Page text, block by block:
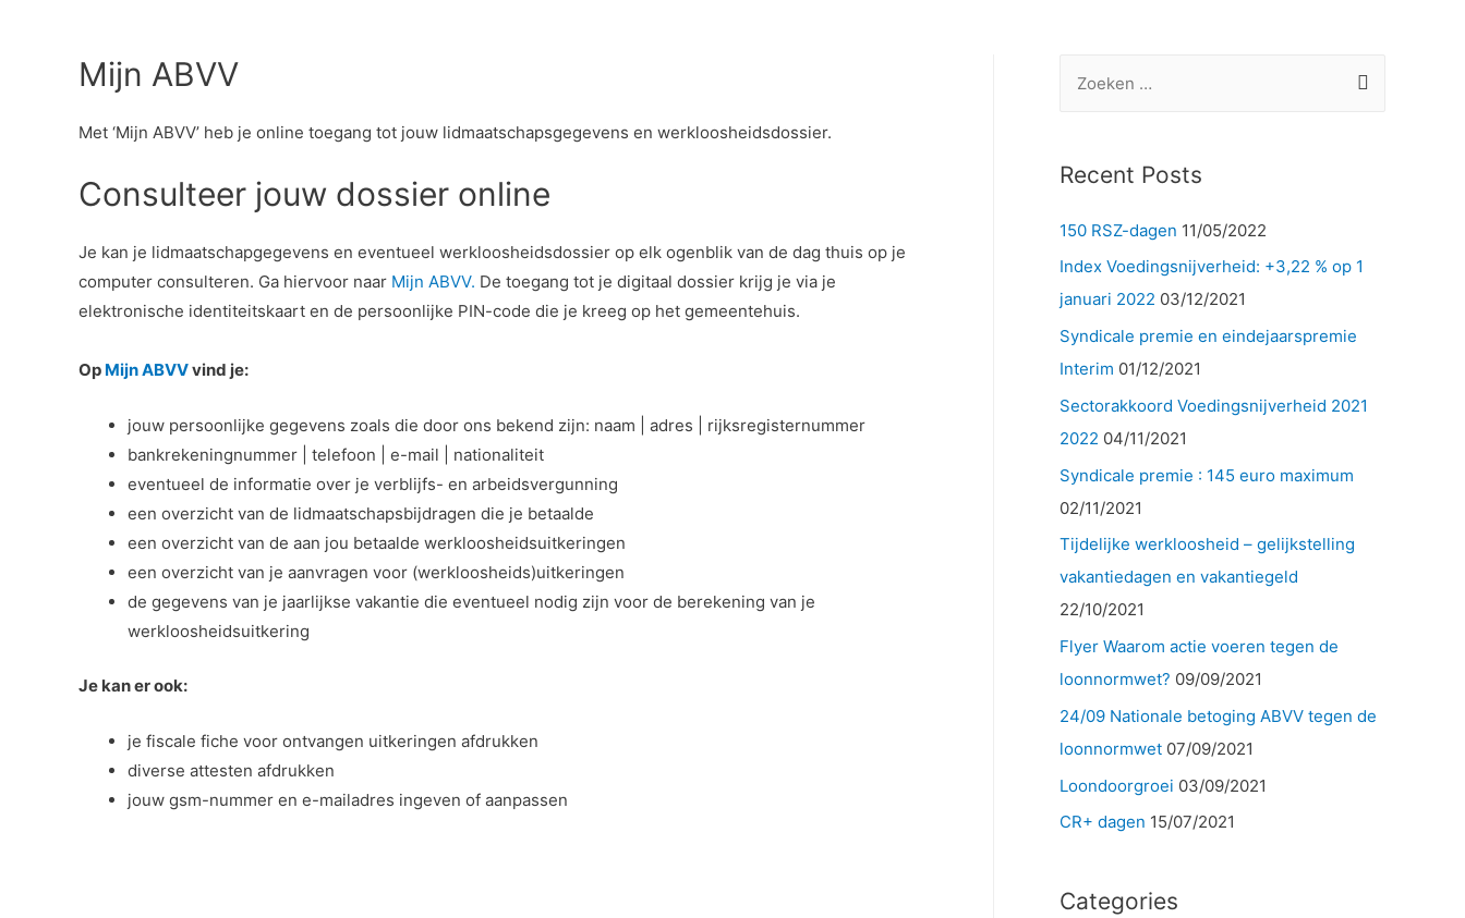
Mijn ABVV
Met ‘Mijn ABVV’ heb je online toegang tot jouw lidmaatschapsgegevens en werkloosheidsdossier.
Consulteer jouw dossier online
Je kan je lidmaatschapgegevens en eventueel werkloosheidsdossier op elk ogenblik van de dag thuis op je
computer consulteren. Ga hiervoor naar Mijn ABVV. De toegang tot je digitaal dossier krijg je via je
elektronische identiteitskaart en de persoonlijke PIN-code die je kreeg op het gemeentehuis.
Op Mijn ABVVvind je:
jouw persoonlijke gegevens zoals die door ons bekend zijn: naam | adres | rijksregisternummer
bankrekeningnummer | telefoon | e-mail | nationaliteit
eventueel de informatie over je verblijfs- en arbeidsvergunning
een overzicht van de lidmaatschapsbijdragen die je betaalde
een overzicht van de aan jou betaalde werkloosheidsuitkeringen
een overzicht van je aanvragen voor (werkloosheids)uitkeringen
de gegevens van je jaarlijkse vakantie die eventueel nodig zijn voor de berekening van je
werkloosheidsuitkering
Je kan er ook:
je fiscale fiche voor ontvangen uitkeringen afdrukken
diverse attesten afdrukken
jouw gsm-nummer en e-mailadres ingeven of aanpassen
k
n
n
a
a
r
:
Recent Posts
150 RSZ-dagen 11/05/2022
Index Voedingsnijverheid: +3,22 % op 1
januari 2022 03/12/2021
Syndicale premie en eindejaarspremie
Interim 01/12/2021
Sectorakkoord Voedingsnijverheid 2021
2022 04/11/2021
Syndicale premie : 145 euro maximum
02/11/2021
Tijdelijke werkloosheid – gelijkstelling
vakantiedagen en vakantiegeld
22/10/2021
Flyer Waarom actie voeren tegen de
loonnormwet? 09/09/2021
24/09 Nationale betoging ABVV tegen de
loonnormwet 07/09/2021
Loondoorgroei 03/09/2021
CR+ dagen 15/07/2021
Categories